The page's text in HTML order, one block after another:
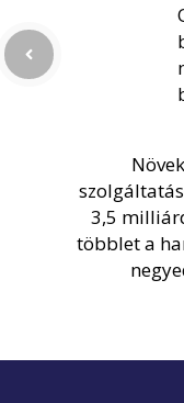
3,5
többlet a